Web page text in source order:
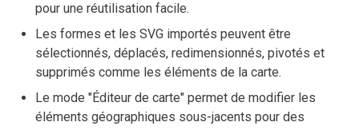
pour une réutilisation facile.
Les formes et les SVG importés peuvent être
sélectionnés, déplacés, redimensionnés, pivotés et
supprimés comme les éléments de la carte.
Le mode "Éditeur de carte" permet de modifier les
éléments géographiques sous-jacents pour des